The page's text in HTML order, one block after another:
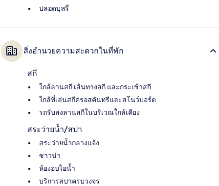
ปลอดบุหรี่
สิ่งอำนวยความสะดวกในที่พัก
สกี
ใกล้ลานสกี เส้นทางสกี และกระเช้าสกี
ใกล้ที่เล่นสกีครอสคันทรีและสโนว์บอร์ด
รถรับส่งลานสกีในบริเวณใกล้เคียง
สระว่ายน้ำ/สปา
สระว่ายน้ำกลางแจ้ง
ซาวน่า
ห้องอบไอน้ำ
บริการสปาครบวงจร